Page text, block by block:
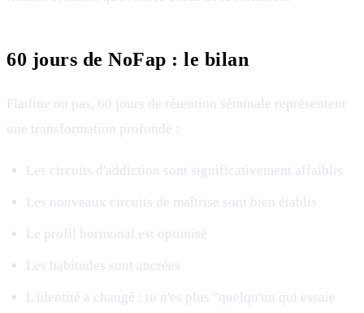
60 jours de NoFap : le bilan
Flatline ou pas, 60 jours de rétention séminale représentent
une transformation profonde :
Les circuits d'addiction sont significativement affaiblis
Les nouveaux circuits de maîtrise sont bien établis
Le profil hormonal est optimisé
Les habitudes sont ancrées
L'identité a changé : tu n'es plus "quelqu'un qui essaie